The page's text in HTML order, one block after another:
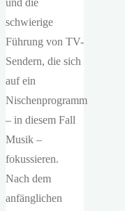
und die
schwierige
Führung von TV-
Sendern, die sich
auf ein
Nischenprogramm
– in diesem Fall
Musik –
fokussieren.
Nach dem
anfänglichen